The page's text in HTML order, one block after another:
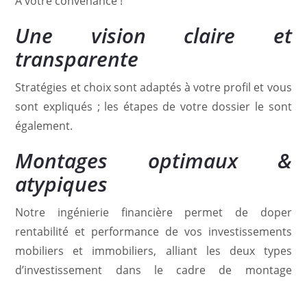
Une vision claire et
transparente
Stratégies et choix sont adaptés à votre profil et vous
sont expliqués ; les étapes de votre dossier le sont
également.
Montages optimaux &
atypiques
Notre ingénierie financière permet de doper
rentabilité et performance de vos investissements
mobiliers et immobiliers, alliant les deux types
d’investissement dans le cadre de montage